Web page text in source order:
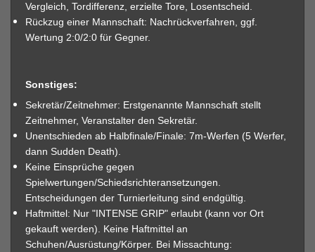
Vergleich, Tordifferenz, erzielte Tore, Losentscheid.
Rückzug einer Mannschaft: Nachrückverfahren, ggf.
Wertung 2:0/2:0 für Gegner.
Sonstiges:
Sekretär/Zeitnehmer: Erstgenannte Mannschaft stellt
Zeitnehmer, Veranstalter den Sekretär.
Unentschieden ab Halbfinale/Finale: 7m-Werfen (5 Werfer,
dann Sudden Death).
Keine Einsprüche gegen
Spielwertungen/Schiedsrichteransetzungen.
Entscheidungen der Turnierleitung sind endgültig.
Haftmittel: Nur "INTENSE GRIP" erlaubt (kann vor Ort
gekauft werden). Keine Haftmittel an
Schuhen/Ausrüstung/Körper. Bei Missachtung: